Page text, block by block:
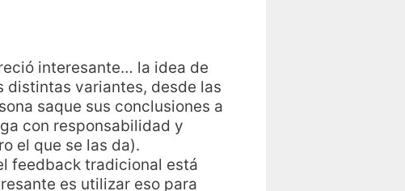
interesante… la idea de
distintas variantes, desde las
saque sus conclusiones a
con responsabilidad y
el que se las da).
feedback tradicional está
es utilizar eso para